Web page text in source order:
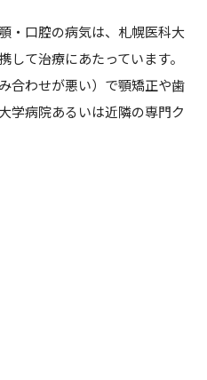
・口腔の病気は、札幌医科大
て治療にあたっています。
合わせが悪い）で顎矯正や歯
学病院あるいは近隣の専門ク